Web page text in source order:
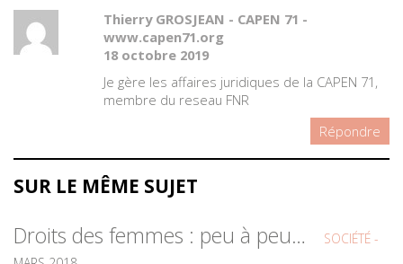
Thierry GROSJEAN - CAPEN 71 -
www.capen71.org
18 octobre 2019
Je gère les affaires juridiques de la CAPEN 71,
membre du reseau FNR
Répondre
SUR LE MÊME SUJET
Droits des femmes : peu à peu…
SOCIÉTÉ -